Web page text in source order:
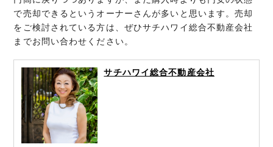
で売却できるというオーナーさんが多いと思います。売却
をご検討されている方は、ぜひサチハワイ総合不動産会社
までお問い合わせください。
サチハワイ総合不動産会社